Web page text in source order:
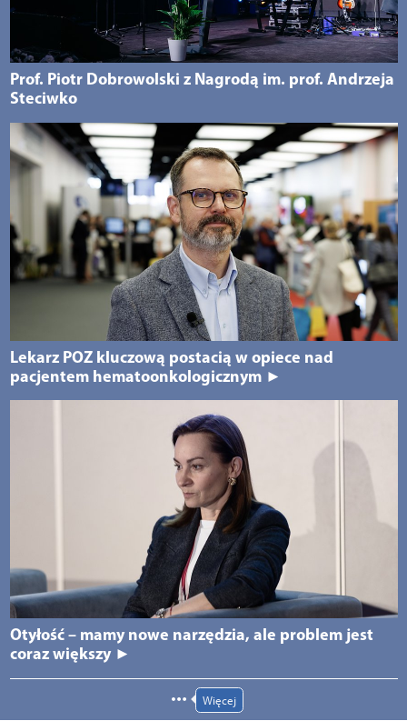
Prof. Piotr Dobrowolski z Nagrodą im. prof. Andrzeja
Steciwko
Lekarz POZ kluczową postacią w opiece nad
pacjentem hematoonkologicznym ►
Otyłość – mamy nowe narzędzia, ale problem jest
coraz większy ►
Więcej